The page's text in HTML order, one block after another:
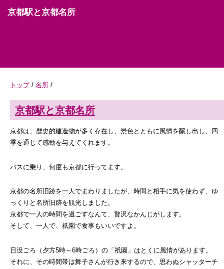
京都駅と京都名所
トップ/ 名所 /
京都駅と京都名所
京都は、歴史的建造物が多く存在し、景色とともに風情を醸し出し、四
季を通じて感動を与えてくれます。
バスに乗り、何度も京都に行ってます。
京都の名所旧跡を一人でまわりましたが、時間と相手に気を使わず、ゆ
っくりと名所旧跡を観光しました。
京都で一人の時間を過ごすなんて、贅沢なかんじがします。
そして、一人で、祇園で食事もいいですよ。
日没ごろ（夕方5時～6時ごろ）の「祇園」はとくに風情があります。
それに、その時間帯は舞子さんが行き来するので、思わぬシャッターチ